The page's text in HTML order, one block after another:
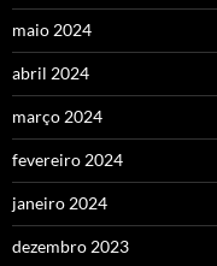
maio 2024
abril 2024
março 2024
fevereiro 2024
janeiro 2024
dezembro 2023